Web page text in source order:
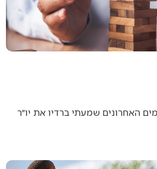
האחרונים שמעתי ברדיו את יו״ר